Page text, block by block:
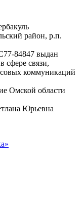
район, р.п.
84847 выдан
сфере связи,
коммуникаций
Омской области
Юрьевна